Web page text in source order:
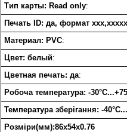
Тип карты: Read only:
Печать ID: да, формат xxx,xxxxx
Материал: PVC:
Цвет: белый:
Цветная печать: да:
Робоча температура: -
Температура зберігання: -
Розміри(мм):86х54х0.76